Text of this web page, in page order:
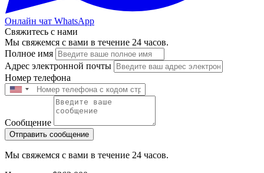
Онлайн чат WhatsApp
Свяжитесь с нами
Мы свяжемся с вами в течение 24 часов.
Полное имя
Адрес электронной почты
Номер телефона
Сообщение
Отправить сообщение
Мы свяжемся с вами в течение 24 часов.